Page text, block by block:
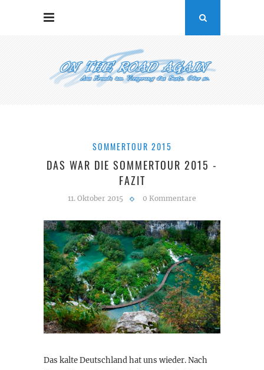
SOMMERTOUR 2015
DAS WAR DIE SOMMERTOUR 2015 -
FAZIT
11. Oktober 2015 0 Kommentare
Das kalte Deutschland hat uns wieder. Nach